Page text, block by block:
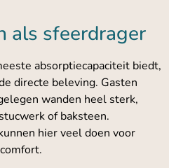
als sfeerdrager
absorptiecapaciteit biedt,
directe beleving. Gasten
wanden heel sterk,
of baksteen.
hier veel doen voor